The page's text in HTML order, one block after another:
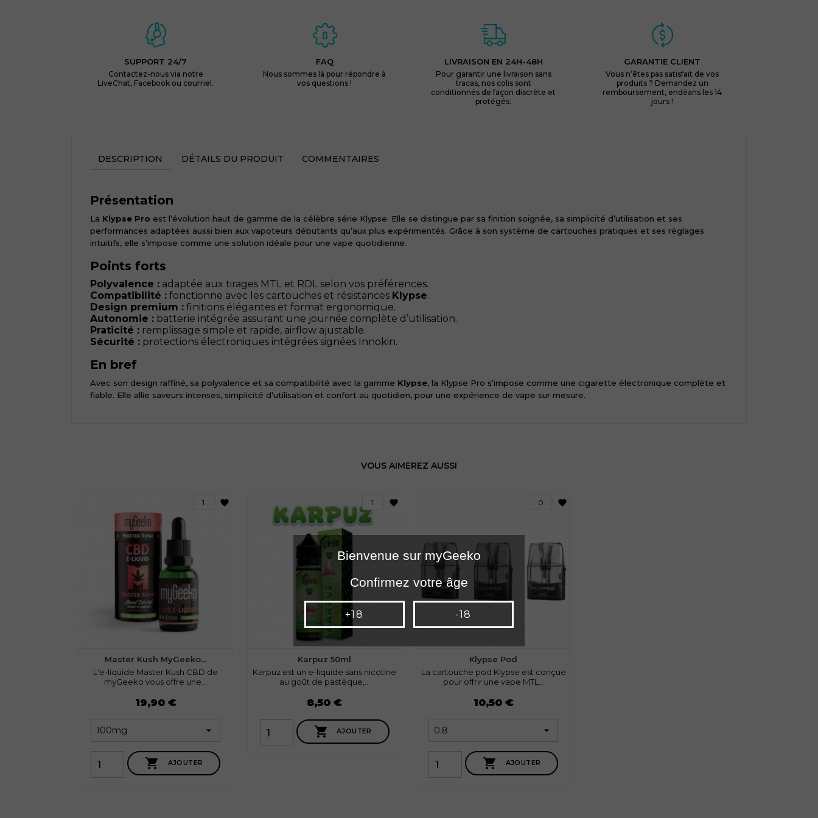
SUPPORT 24/7
Contactez-nous via notre
LiveChat, Facebook ou courriel.
FAQ
Nous sommes là pour répondre à
vos questions !
LIVRAISON EN 24H-48H
Pour garantir une livraison sans
tracas, nos colis sont
conditionnés de façon discrète et
protégés.
GARANTIE CLIENT
Vous n’êtes pas satisfait de vos
produits ? Demandez un
remboursement, endéans les 14
jours !
DESCRIPTION DÉTAILS DU PRODUIT COMMENTAIRES
Présentation
La Klypse Pro est l’évolution haut de gamme de la célèbre série Klypse. Elle se distingue par sa finition soignée, sa simplicité d’utilisation et ses
performances adaptées aussi bien aux vapoteurs débutants qu’aux plus expérimentés. Grâce à son système de cartouches pratiques et ses réglages
intuitifs, elle s’impose comme une solution idéale pour une vape quotidienne.
Points forts
Polyvalence : adaptée aux tirages MTL et RDL selon vos préférences.
Compatibilité : fonctionne avec les cartouches et résistances Klypse.
Design premium : finitions élégantes et format ergonomique.
Autonomie : batterie intégrée assurant une journée complète d’utilisation.
Praticité : remplissage simple et rapide, airflow ajustable.
Sécurité : protections électroniques intégrées signées Innokin.
En bref
Avec son design raffiné, sa polyvalence et sa compatibilité avec la gamme Klypse, la Klypse Pro s’impose comme une cigarette électronique complète et
fiable. Elle allie saveurs intenses, simplicité d’utilisation et confort au quotidien, pour une expérience de vape sur mesure.
VOUS AIMEREZ AUSSI
favorite
1
Master Kush MyGeeko...
L'e-liquide Master Kush CBD de
myGeeko vous offre une...
19,90 €
 AJOUTER
favorite
1
27 avis
Karpuz 50ml
Karpuz est un e-liquide sans nicotine
au goût de pastèque,...
8,50 €
 AJOUTER
favorite
0
Klypse Pod
La cartouche pod Klypse est conçue
pour offrir une vape MTL...
10,50 €
 AJOUTER
Bienvenue sur myGeeko
Confirmez votre âge
+18 -18